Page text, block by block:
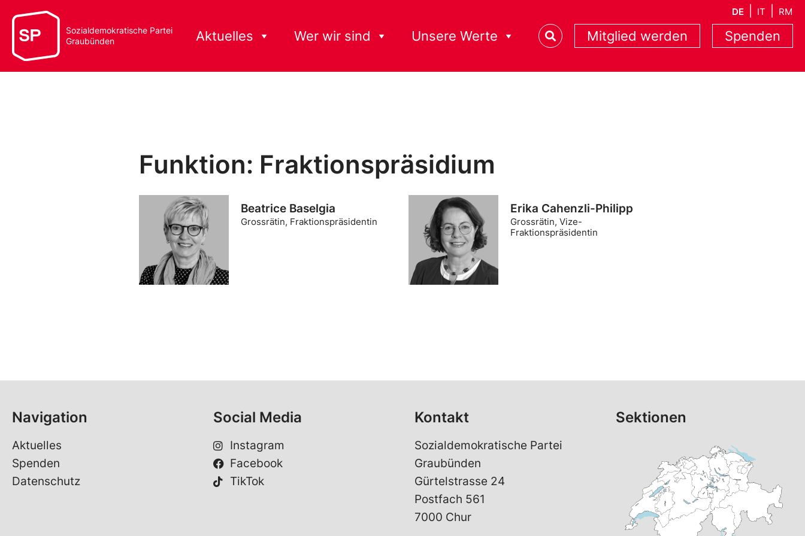
DE IT RM
Sozialdemokratische Partei
Graubünden
Aktuelles Wer wir sind Unsere Werte Mitglied werden Spenden
Funktion: Fraktionspräsidium
Beatrice Baselgia
Grossrätin, Fraktionspräsidentin
Erika Cahenzli-Philipp
Grossrätin, Vize-
Fraktionspräsidentin
Navigation
Aktuelles
Spenden
Datenschutz
Social Media
Instagram
Facebook
TikTok
Kontakt
Sozialdemokratische Partei
Graubünden
Gürtelstrasse 24
Postfach 561
7000 Chur
Sektionen